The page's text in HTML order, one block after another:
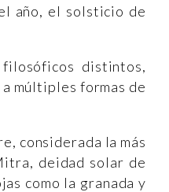
año, el solsticio de
distintos,
múltiples formas de
considerada la más
deidad solar de
como la granada y